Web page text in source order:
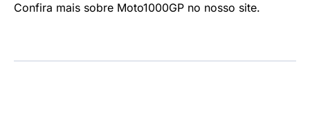
Confira mais sobre Moto1000GP no nosso site.